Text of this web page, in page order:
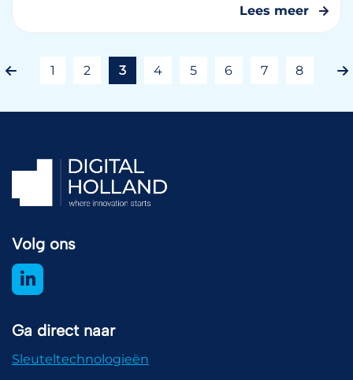
Lees meer
1 2 3 4 5 6 7 8
Volg ons
Ga direct naar
Sleuteltechnologieën